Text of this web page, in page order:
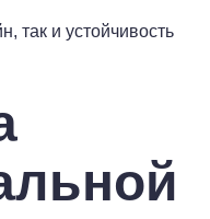
так и устойчивость